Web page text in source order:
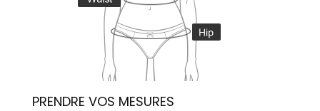
PRENDRE VOS MESURES